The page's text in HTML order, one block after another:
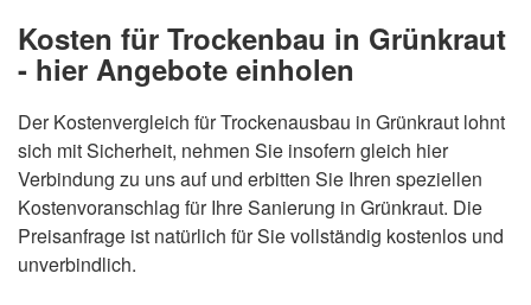
Kosten für Trockenbau in Grünkraut
- hier Angebote einholen
Der Kostenvergleich für Trockenausbau in Grünkraut lohnt
sich mit Sicherheit, nehmen Sie insofern gleich hier
Verbindung zu uns auf und erbitten Sie Ihren speziellen
Kostenvoranschlag für Ihre Sanierung in Grünkraut. Die
Preisanfrage ist natürlich für Sie vollständig kostenlos und
unverbindlich.